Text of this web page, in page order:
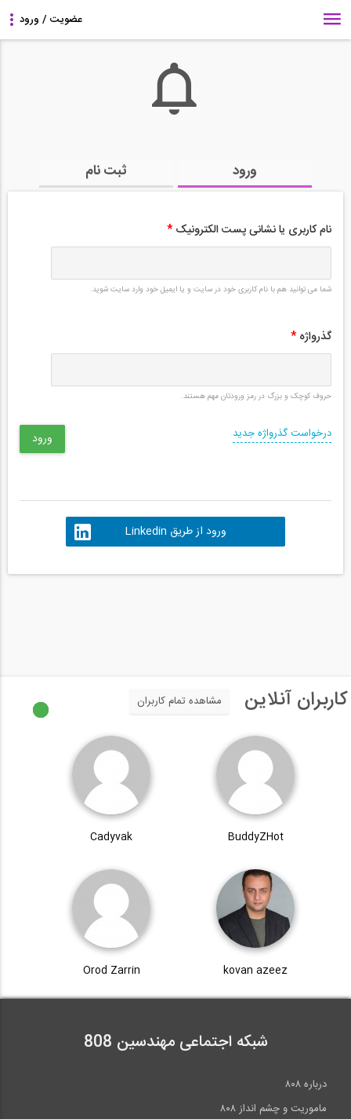
ورود ثبت نام
نام کاربری یا نشانی پست الکترونیک *
شما می توانید هم با نام کاربری خود در سایت و یا ایمیل خود وارد سایت شوید.
گذرواژه *
حروف کوچک و بزرگ در رمز ورودتان مهم هستند.
درخواست گذرواژه جدید
ورود از طریق Linkedin
کاربران آنلاین مشاهده تمام کاربران
BuddyZHot
Cadyvak
kovan azeez
Orod Zarrin
شبکه اجتماعی مهندسین 808
درباره ۸۰۸
ماموریت و چشم انداز ۸۰۸